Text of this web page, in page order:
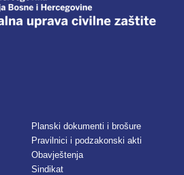
Planski dokumenti i brošure
Pravilnici i podzakonski akti
Obavještenja
Sindikat